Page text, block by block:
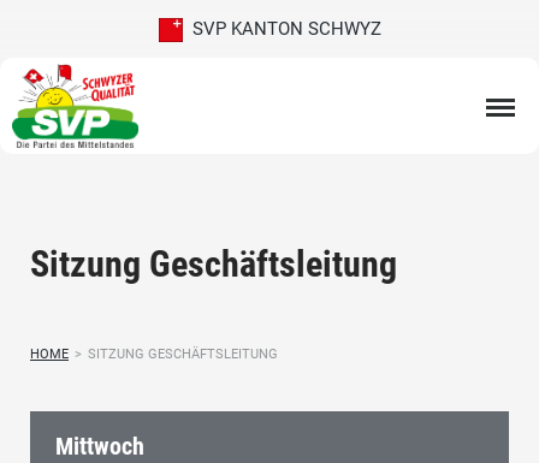
SVP KANTON SCHWYZ
Sitzung Geschäftsleitung
HOME > SITZUNG GESCHÄFTSLEITUNG
Mittwoch